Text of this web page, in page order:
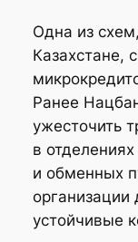
Одна из
Казахстане,
Ранее
ужесточить
в
и обменных
организации
устойчивые